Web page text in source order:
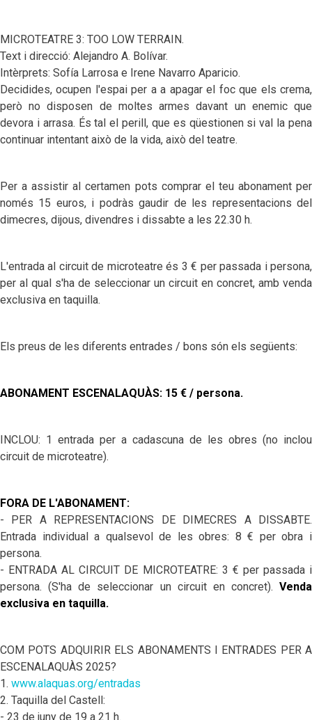
MICROTEATRE 3: TOO LOW TERRAIN.
Text i direcció: Alejandro A. Bolívar.
Intèrprets: Sofía Larrosa e Irene Navarro Aparicio.
Decidides, ocupen l'espai per a a apagar el foc que els crema,
però no disposen de moltes armes davant un enemic que
devora i arrasa. És tal el perill, que es qüestionen si val la pena
continuar intentant això de la vida, això del teatre.
Per a assistir al certamen pots comprar el teu abonament per
només 15 euros, i podràs gaudir de les representacions del
dimecres, dijous, divendres i dissabte a les 22.30 h.
L'entrada al circuit de microteatre és 3 € per passada i persona,
per al qual s'ha de seleccionar un circuit en concret, amb venda
exclusiva en taquilla.
Els preus de les diferents entrades / bons són els següents:
ABONAMENT ESCENALAQUÀS: 15 € / persona.
INCLOU: 1 entrada per a cadascuna de les obres (no inclou
circuit de microteatre).
FORA DE L'ABONAMENT:
- PER A REPRESENTACIONS DE DIMECRES A DISSABTE.
Entrada individual a qualsevol de les obres: 8 € per obra i
persona.
- ENTRADA AL CIRCUIT DE MICROTEATRE: 3 € per passada i
persona. (S'ha de seleccionar un circuit en concret). Venda
exclusiva en taquilla.
COM POTS ADQUIRIR ELS ABONAMENTS I ENTRADES PER A
ESCENALAQUÀS 2025?
1. www.alaquas.org/entradas
2. Taquilla del Castell:
- 23 de juny de 19 a 21 h.